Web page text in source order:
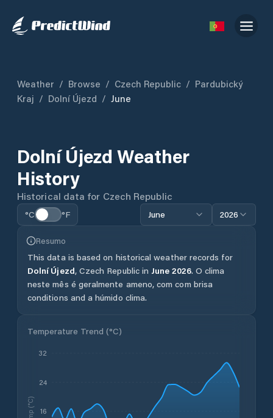
Weather / Browse / Czech Republic / Pardubický
Kraj / Dolní Újezd / June
Dolní Újezd Weather
History
Historical data for Czech Republic
°C °F June 2026
Resumo
This data is based on historical weather records for
Dolní Újezd, Czech Republic in June 2026. O clima
neste mês é geralmente ameno, com com brisa
conditions and a húmido clima.
Temperature Trend (°C)
16
24
32
Temp (°C)